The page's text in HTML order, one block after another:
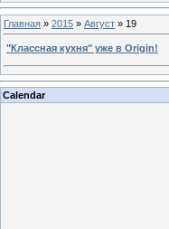
Главная » 2015 » Август » 19
"Классная кухня" уже в Origin!
Calendar